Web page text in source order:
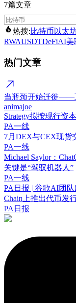
7篇文章
热搜:比特币 以太
RWAUSDTDeFiAI美
热门文章
当瓶颈开始迁徙——
animajoe
Strategy拟按现行资
PA一线
7月DEX与CEX现货
PA一线
Michael Saylor：
关键是“驾驭机器人”
PA一线
PA日报 | 谷歌AI团队
Chain上推出代币发
PA日报